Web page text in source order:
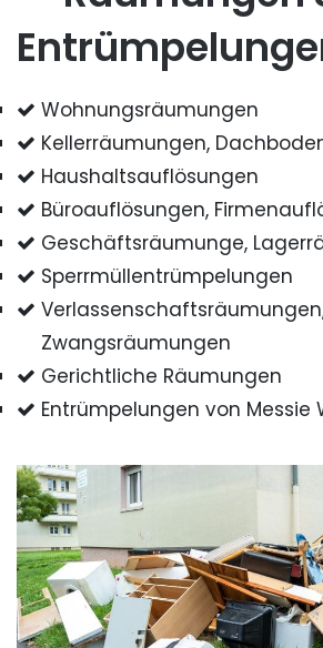
Wohnungsräumungen
Kellerräumungen,
Haushaltsauflösungen
Büroauflösungen,
Geschäftsräumunge,
Sperrmüllentrümpelungen
Zwangsräumungen
Gerichtliche Räumungen
Entrümpelungen von Messie